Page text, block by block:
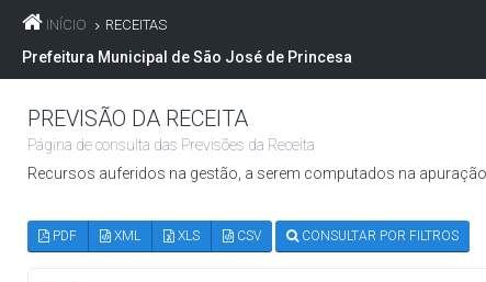
INÍCIO RECEITAS
Prefeitura Municipal de São José de Princesa
PREVISÃO DA RECEITA
Página de consulta das Previsões da Receita
Recursos auferidos na gestão, a serem computados na
PDF XML XLS CSV CONSULTAR POR FILTROS